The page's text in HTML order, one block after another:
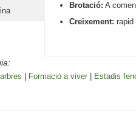
Brotació: A
Creixement: rapid
Formació a viver| Estadis